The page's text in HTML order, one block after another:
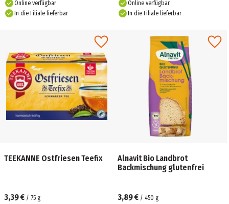
Online verfügbar
In die Filiale lieferbar
Online verfügbar
In die Filiale lieferbar
TEEKANNE Ostfriesen Teefix
3,39 € / 75 g
Alnavit Bio Landbrot
Backmischung glutenfrei
3,89 € / 450 g